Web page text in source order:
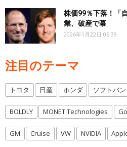
株価99％下落！「
業、破産で幕
2026年1月22日 06:39
注目のテーマ
トヨタ 日産 ホンダ ソフトバン
BOLDLY MONET Technologies
GM Cruise VW NVIDIA